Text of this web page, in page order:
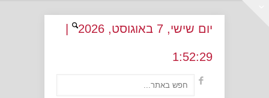
יום שישי, 7 באוגוסט, 2026
1:52:30